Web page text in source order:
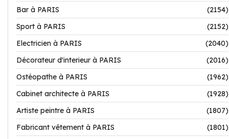
Bar à PARIS
(2154)
Sport à PARIS
(2152)
Electricien à PARIS
(2040)
Décorateur d'interieur à PARIS
(2016)
Ostéopathe à PARIS
(1962)
Cabinet architecte à PARIS
(1928)
Artiste peintre à PARIS
(1807)
Fabricant vêtement à PARIS
(1801)